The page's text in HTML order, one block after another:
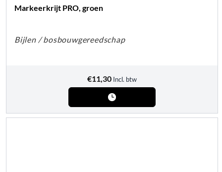
Markeerkrijt PRO, groen
Bijlen / bosbouwgereedschap
€11,30 Incl. btw